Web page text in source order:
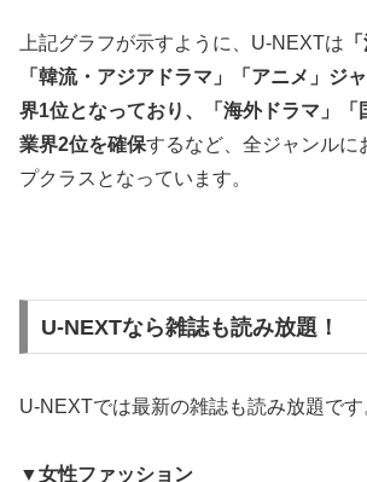
上記グラフが示すように、U-NEXTは
「韓流・アジアドラマ」「アニメ」ジ
界1位となっており、「海外ドラマ」「
業界2位を確保するなど、全ジャンルに
プクラスとなっています。
U-NEXTなら雑誌も読み放題！
U-NEXTでは最新の雑誌も読み放題です
▼女性ファッション